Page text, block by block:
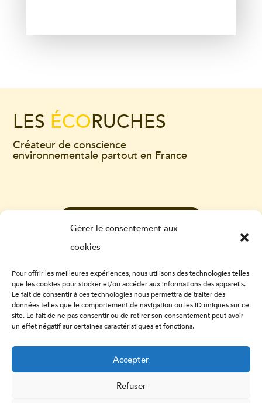
Gérer le consentement aux
cookies
Pour offrir les meilleures expériences, nous utilisons des technologies telles
que les cookies pour stocker et/ou accéder aux informations des appareils.
Le fait de consentir à ces technologies nous permettra de traiter des
données telles que le comportement de navigation ou les ID uniques sur ce
site. Le fait de ne pas consentir ou de retirer son consentement peut avoir
un effet négatif sur certaines caractéristiques et fonctions.
Accepter
Refuser
LES ÉCORUCHES
Créateur de conscience
environnementale partout en France